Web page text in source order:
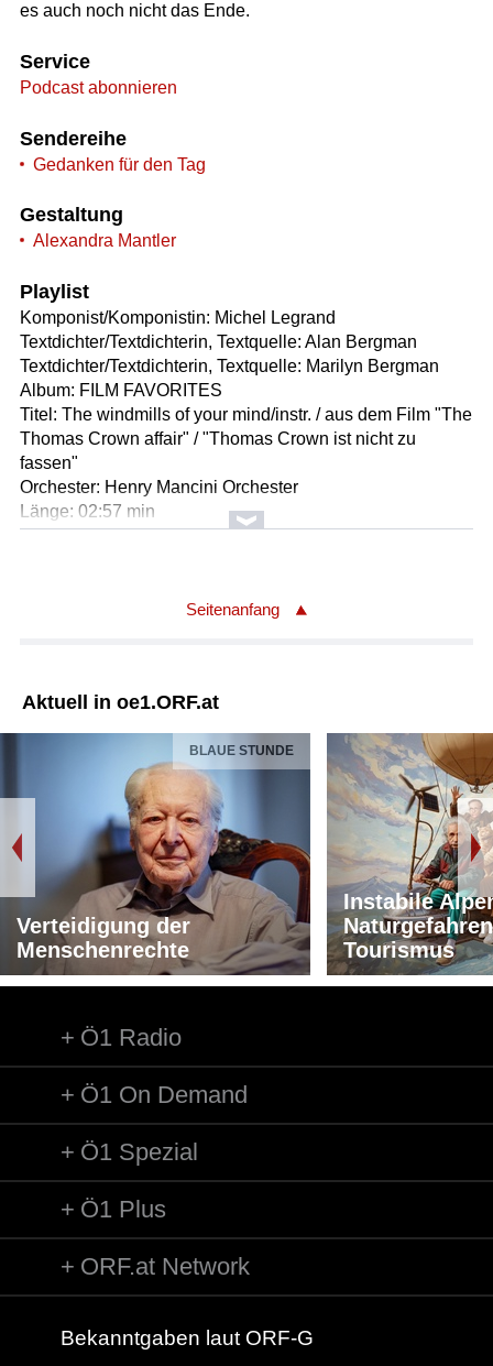
es auch noch nicht das Ende.
Service
Podcast abonnieren
Sendereihe
Gedanken für den Tag
Gestaltung
Alexandra Mantler
Playlist
Komponist/Komponistin: Michel Legrand
Textdichter/Textdichterin, Textquelle: Alan Bergman
Textdichter/Textdichterin, Textquelle: Marilyn Bergman
Album: FILM FAVORITES
Titel: The windmills of your mind/instr. / aus dem Film "The
Thomas Crown affair" / "Thomas Crown ist nicht zu
fassen"
Orchester: Henry Mancini Orchester
Länge: 02:57 min
Label: Ariola 295469
Seitenanfang
Aktuell in oe1.ORF.at
BLAUE STUNDE
Verteidigung der
Menschenrechte
Instabile
Tourismus
Ö1 Radio
Ö1 On Demand
Ö1 Spezial
Ö1 Plus
ORF.at Network
Bekanntgaben laut ORF-G